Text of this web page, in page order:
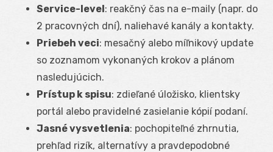
Service-level: reakčný čas na e-maily (napr. do
2 pracovných dní), naliehavé kanály a kontakty.
Priebeh veci: mesačný alebo míľnikový update
so zoznamom vykonaných krokov a plánom
nasledujúcich.
Prístup k spisu: zdieľané úložisko, klientsky
portál alebo pravidelné zasielanie kópií podaní.
Jasné vysvetlenia: pochopiteľné zhrnutia,
prehľad rizík, alternatívy a pravdepodobné